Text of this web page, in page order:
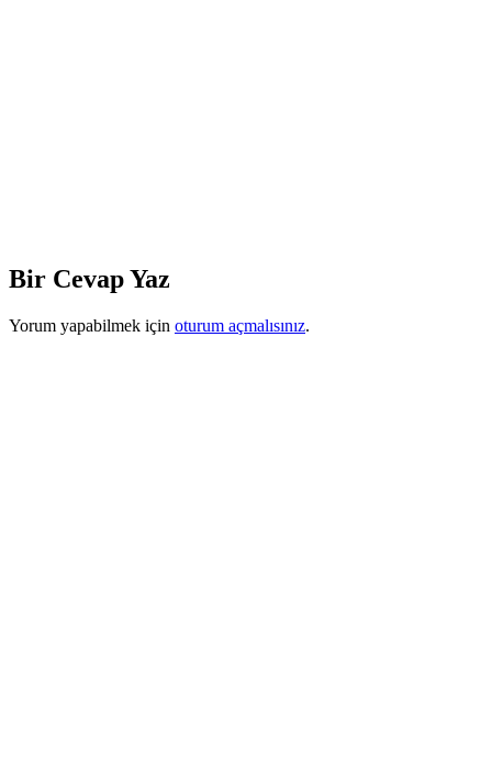
Bir Cevap Yaz
Yorum yapabilmek için oturum açmalısınız.